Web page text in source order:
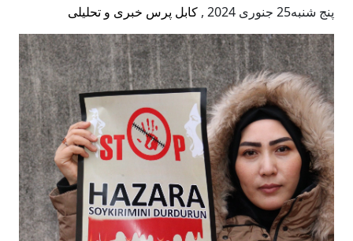
پنج شنبه25 جنوری 2024 , کابل پرس خبری و تحلیلی